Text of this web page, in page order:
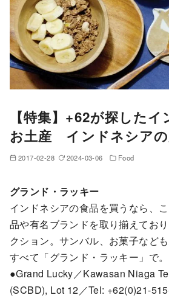
【特集】+62が探した
お土産 インドネシアの
2017-02-28 2024-03-06 Food
グランド・ラッキー
インドネシアの食品を買うなら、
品や有名ブランドを取り揃えてお
クション。サンバル、お菓子など
すべて「グランド・ラッキー」で。
●Grand Lucky／Kawasan Niaga
(SCBD), Lot 12／Tel: +62(0)21-